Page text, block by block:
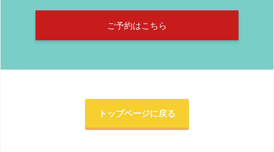
ご予約はこちら
トップページに戻る